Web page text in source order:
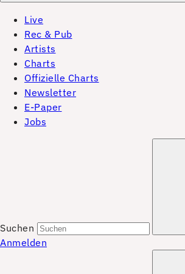
Live
Rec & Pub
Artists
Charts
Offizielle Charts
Newsletter
E-Paper
Jobs
Suchen
Anmelden